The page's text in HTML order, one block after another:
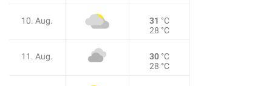
10. Aug. 31 °C
28 °C
11. Aug. 30 °C
28 °C